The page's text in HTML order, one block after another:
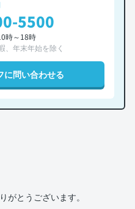
5500
時～18時
、年末年始を除く
に問い合わせる
がとうございます。